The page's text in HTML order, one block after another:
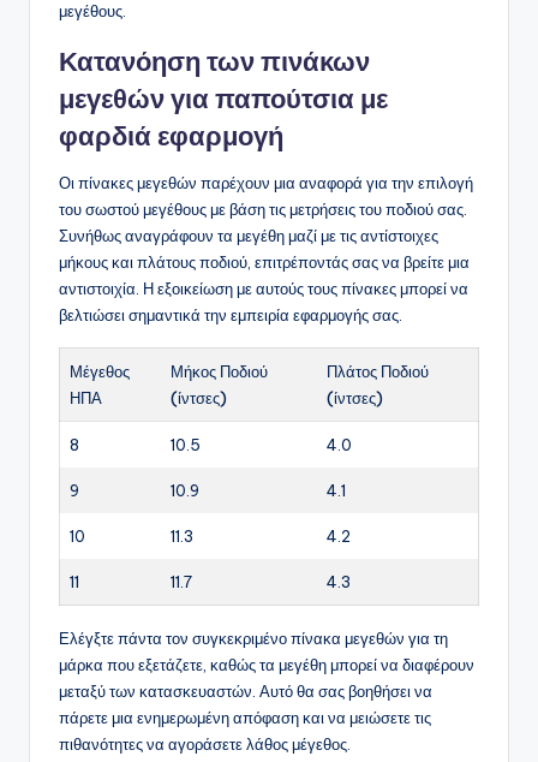
μεγέθους.
Κατανόηση των πινάκων
μεγεθών για παπούτσια με
φαρδιά εφαρμογή
Οι πίνακες μεγεθών παρέχουν μια αναφορά για την επιλογή
του σωστού μεγέθους με βάση τις μετρήσεις του ποδιού σας.
Συνήθως αναγράφουν τα μεγέθη μαζί με τις αντίστοιχες
μήκους και πλάτους ποδιού, επιτρέποντάς σας να βρείτε μια
αντιστοιχία. Η εξοικείωση με αυτούς τους πίνακες μπορεί να
βελτιώσει σημαντικά την εμπειρία εφαρμογής σας.
Μέγεθος
ΗΠΑ
Μήκος Ποδιού
(ίντσες)
Πλάτος Ποδιού
(ίντσες)
8 10.5 4.0
9 10.9 4.1
10 11.3 4.2
11 11.7 4.3
Ελέγξτε πάντα τον συγκεκριμένο πίνακα μεγεθών για τη
μάρκα που εξετάζετε, καθώς τα μεγέθη μπορεί να διαφέρουν
μεταξύ των κατασκευαστών. Αυτό θα σας βοηθήσει να
πάρετε μια ενημερωμένη απόφαση και να μειώσετε τις
πιθανότητες να αγοράσετε λάθος μέγεθος.